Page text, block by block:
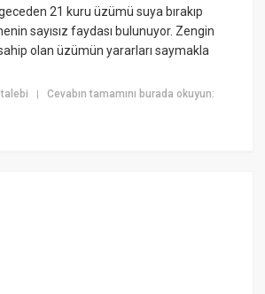
21 kuru üzümü suya bırakıp
sayısız faydası bulunuyor. Zengin
olan üzümün yararları saymakla
|Cevabın tamamını burada okuyun: